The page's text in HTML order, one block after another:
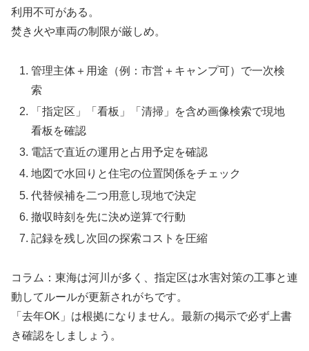
利用不可がある。
焚き火や車両の制限が厳しめ。
管理主体＋用途（例：市営＋キャンプ可）で一次検
索
「指定区」「看板」「清掃」を含め画像検索で現地
看板を確認
電話で直近の運用と占用予定を確認
地図で水回りと住宅の位置関係をチェック
代替候補を二つ用意し現地で決定
撤収時刻を先に決め逆算で行動
記録を残し次回の探索コストを圧縮
コラム：東海は河川が多く、指定区は水害対策の工事と連
動してルールが更新されがちです。
「去年OK」は根拠になりません。最新の掲示で必ず上書
き確認をしましょう。